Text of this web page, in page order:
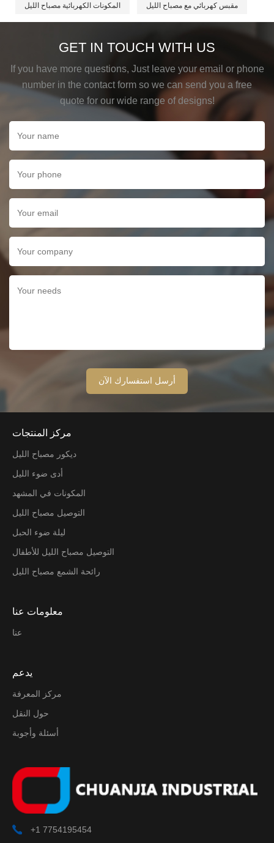
المكونات الكهربائية مصباح الليل مقبس كهربائي مع مصباح الليل
GET IN TOUCH WITH US
If you have more questions, Just leave your email or phone
number in the contact form so we can send you a free
quote for our wide range of designs!
مركز المنتجات
ديكور مصباح الليل
أدى ضوء الليل
المكونات في المشهد
التوصيل مصباح الليل
ليلة ضوء الحبل
التوصيل مصباح الليل للأطفال
رائحة الشمع مصباح الليل
معلومات عنا
عنا
يدعم
مركز المعرفة
حول النقل
أسئلة وأجوبة
+1 7754195454